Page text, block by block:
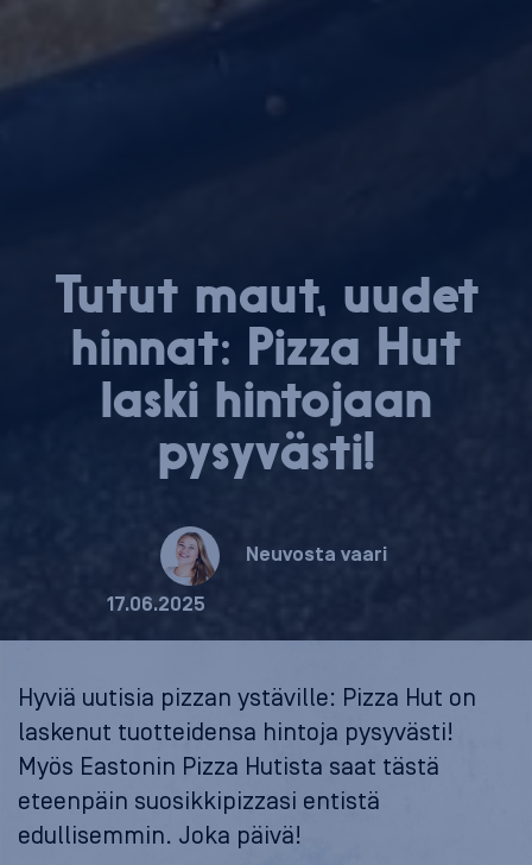
Tutut maut, uudet
hinnat: Pizza Hut
laski hintojaan
pysyvästi!
Neuvosta vaari
17.06.2025
Hyviä uutisia pizzan ystäville: Pizza Hut on
laskenut tuotteidensa hintoja pysyvästi!
Myös Eastonin Pizza Hutista saat tästä
eteenpäin suosikkipizzasi entistä
edullisemmin. Joka päivä!